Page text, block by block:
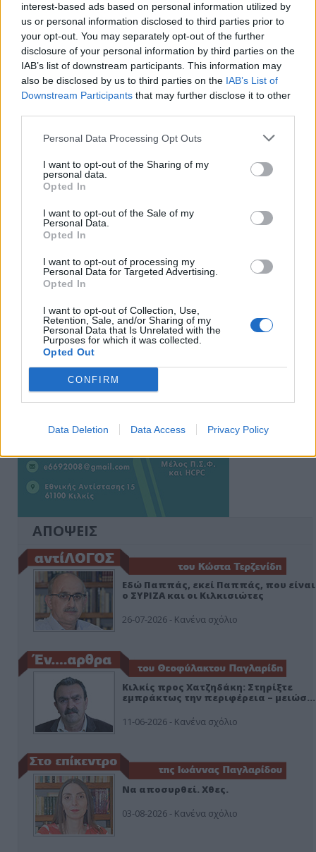
interest-based ads based on personal information utilized by
us or personal information disclosed to third parties prior to
your opt-out. You may separately opt-out of the further
disclosure of your personal information by third parties on the
IAB’s list of downstream participants. This information may
also be disclosed by us to third parties on the IAB’s List of
Downstream Participants that may further disclose it to other
Personal Data Processing Opt Outs
I want to opt-out of the Sharing of my
personal data.
Opted In
I want to opt-out of the Sale of my
Personal Data.
Opted In
I want to opt-out of processing my
Personal Data for Targeted Advertising.
Opted In
I want to opt-out of Collection, Use,
Retention, Sale, and/or Sharing of my
Personal Data that Is Unrelated with the
Purposes for which it was collected.
Opted Out
CONFIRM
Data Deletion Data Access Privacy Policy
Ειδήσεις 5-8-2026
ΑΠΟΨΕΙΣ
Εδώ Παππάς, εκεί Παππάς, που είναι
ο ΣΥΡΙΖΑ και οι Κιλκισιώτες
26-07-2026 - Κανένα σχόλιο
Κιλκίς προς Χατζηδάκη: Στηρίξτε
εμπράκτως την περιφέρεια – μειώσ…
11-06-2026 - Κανένα σχόλιο
Να αποσυρθεί. Χθες.
03-08-2026 - Κανένα σχόλιο